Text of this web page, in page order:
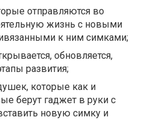
отправляются во
жизнь с новыми
к ним симками;
обновляется,
развития;
которые как и
берут гаджет в руки с
новую симку и